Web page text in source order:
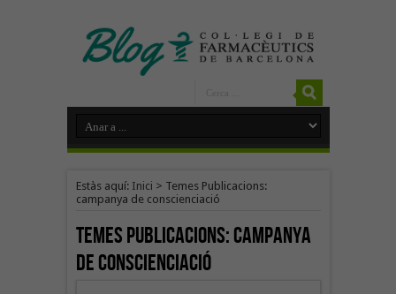
Estàs aquí: Inici > Temes Publicacions:
campanya de conscienciació
Temes Publicacions:campanya
de conscienciació